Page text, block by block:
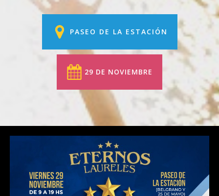
PASEO DE LA ESTACIÓN
29 DE NOVIEMBRE